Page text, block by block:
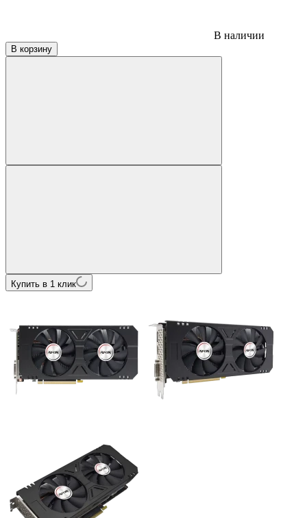
В наличии
В корзину
Купить в 1 клик